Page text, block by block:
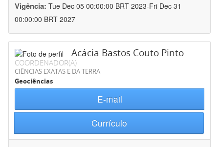
Vigência: Tue Dec 05 00:00:00 BRT 2023-Fri Dec 31
00:00:00 BRT 2027
Acácia Bastos Couto Pinto
COORDENADOR(A)
CIÊNCIAS EXATAS E DA TERRA
Geociências
E-mail
Currículo